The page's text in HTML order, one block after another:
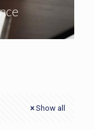
Show all